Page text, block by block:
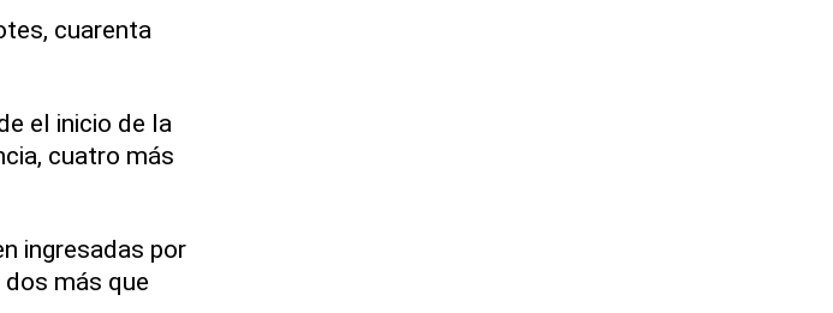
cuarenta
el inicio de la
cuatro más
ingresadas por
más que